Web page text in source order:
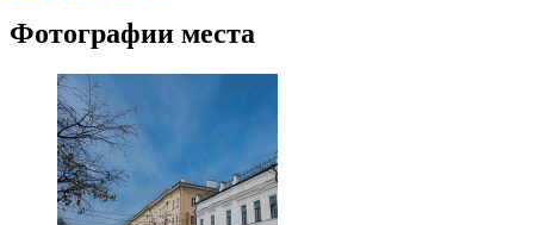
Фотографии места